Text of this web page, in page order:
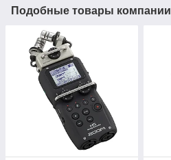
Подобные товары компании